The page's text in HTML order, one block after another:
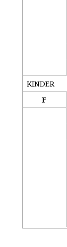
KINDER
F